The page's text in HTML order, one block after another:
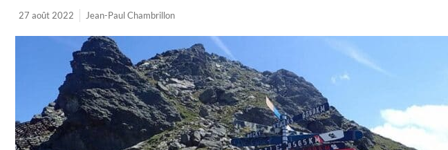
27 août 2022 Jean-Paul Chambrillon